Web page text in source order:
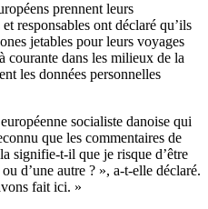
prennent leurs
responsables ont déclaré qu’ils
jetables pour leurs voyages
courante dans les milieux de la
les données personnelles
socialiste danoise qui
que les commentaires de
signifie-t-il que je risque d’être
d’une autre ? », a-t-elle déclaré.
fait ici. »